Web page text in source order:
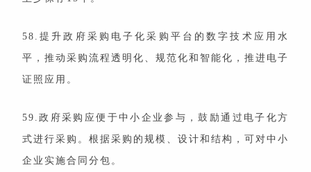
58.提升政府采购电子化采购平台的数字技术应用水
平，推动采购流程透明化、规范化和智能化，推进电子
证照应用。
59.政府采购应便于中小企业参与，鼓励通过电子化方
式进行采购。根据采购的规模、设计和结构，可对中小
企业实施合同分包。